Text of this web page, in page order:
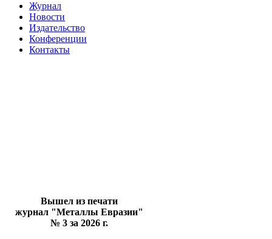
Журнал
Новости
Издательство
Конференции
Контакты
Вышел из печати
журнал "Металлы Евразии"
№ 3 за 2026 г.